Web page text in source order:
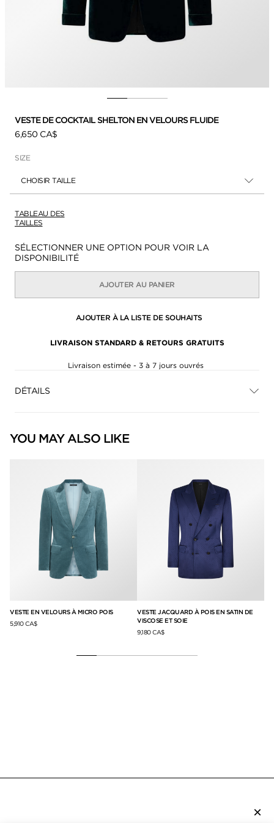
VESTE DE COCKTAIL SHELTON EN VELOURS FLUIDE
6,650 CA$
SIZE
CHOISIR TAILLE
TABLEAU DES
TAILLES
Disponibilité:
SÉLECTIONNER UNE OPTION POUR VOIR LA
DISPONIBILITÉ
AJOUTER AU PANIER
AJOUTER À LA LISTE DE SOUHAITS
LIVRAISON STANDARD & RETOURS GRATUITS
Livraison estimée - 3 à 7 jours ouvrés
DÉTAILS
YOU MAY ALSO LIKE
VESTE EN VELOURS À MICRO POIS
5,910 CA$
VESTE JACQUARD À POIS EN SATIN DE
VISCOSE ET SOIE
9,180 CA$
×